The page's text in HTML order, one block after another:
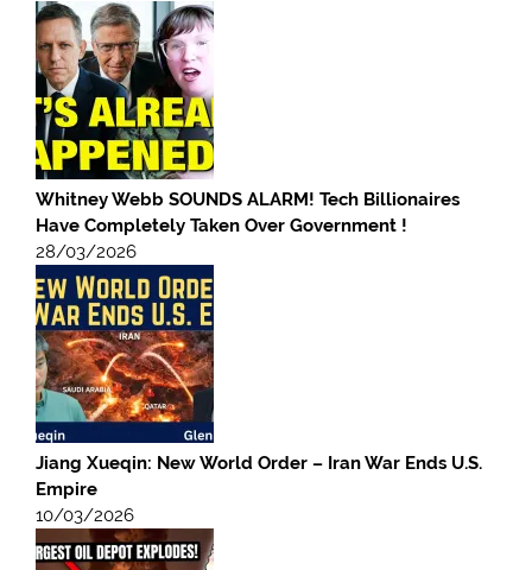
Whitney Webb SOUNDS ALARM! Tech Billionaires
Have Completely Taken Over Government !
28/03/2026
Jiang Xueqin: New World Order – Iran War Ends U.S.
Empire
10/03/2026